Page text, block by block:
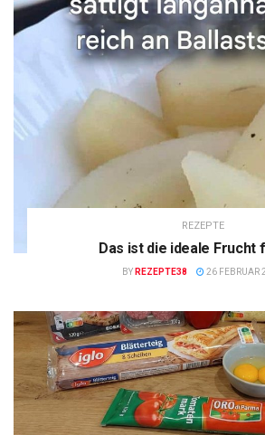
REZEPTE
Das ist die ideale Frucht
BY REZEPTE38 26 FEBRUAR